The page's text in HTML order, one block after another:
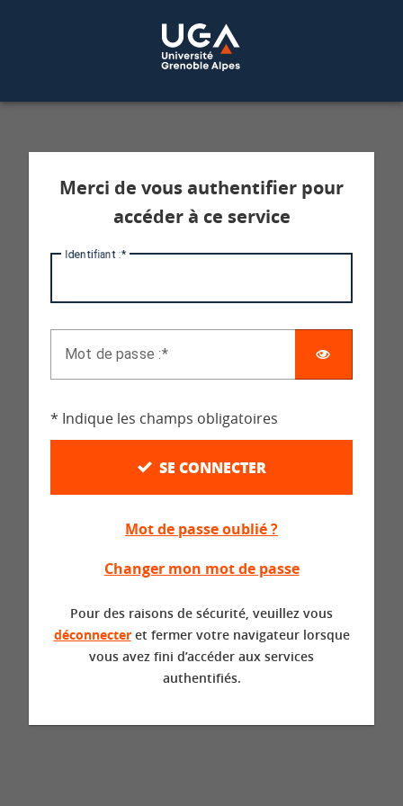
Service d'authentification aux services
Merci de vous authentifier pour
accéder à ce service
Identifiant :
Mot de passe :
* Indique les champs obligatoires
SE CONNECTER
Mot de passe oublié ?
Changer mon mot de passe
Pour des raisons de sécurité, veuillez vous
déconnecteret fermer votre navigateur lorsque
vous avez fini d’accéder aux services
authentifiés.